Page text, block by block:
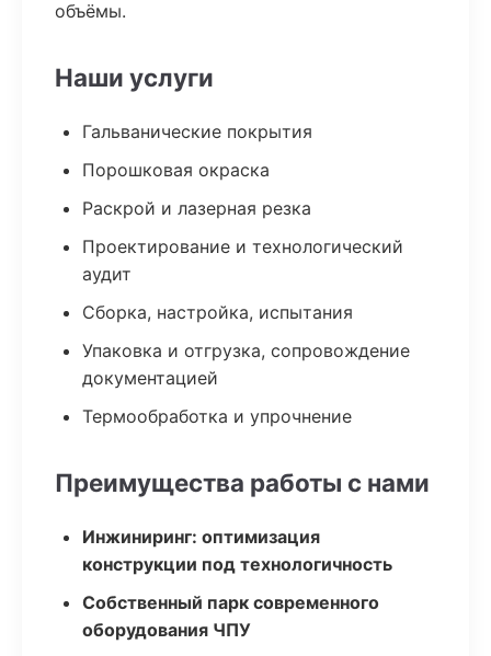
объёмы.
Наши услуги
Гальванические покрытия
Порошковая окраска
Раскрой и лазерная резка
Проектирование и технологический
аудит
Сборка, настройка, испытания
Упаковка и отгрузка, сопровождение
документацией
Термообработка и упрочнение
Преимущества работы с нами
Инжиниринг: оптимизация
конструкции под технологичность
Собственный парк современного
оборудования ЧПУ